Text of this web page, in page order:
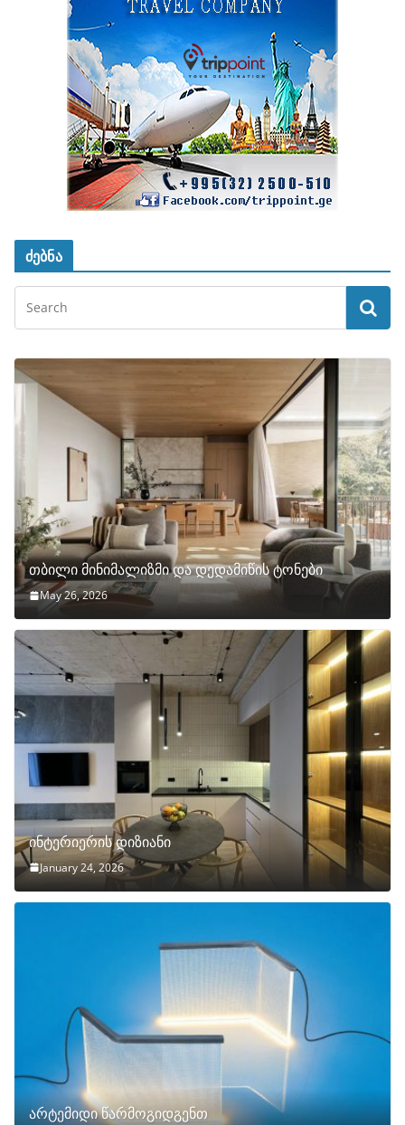
ძებნა
თბილი მინიმალიზმი და დედამიწის ტონები
May 26, 2026
ინტერიერის დიზიანი
January 24, 2026
არტემიდი წარმოგიდგენთ